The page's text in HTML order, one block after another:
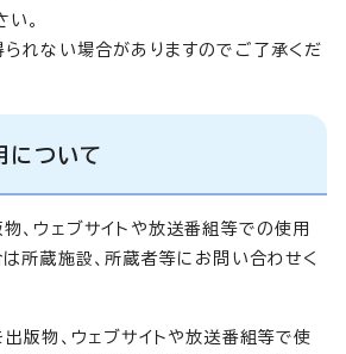
。
られない場合がありますのでご了承くだ
について
、ウェブサイトや放送番組等での使用
所蔵施設、所蔵者等にお問い合わせく
版物、ウェブサイトや放送番組等で使